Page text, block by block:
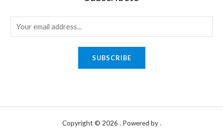
SUBSCRIBE
Copyright © 2026 . Powered by .